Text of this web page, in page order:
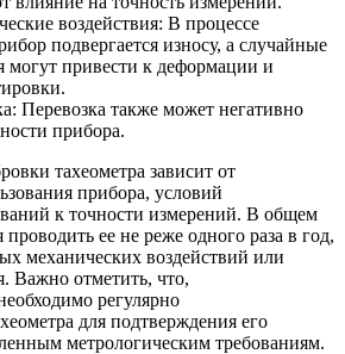
воздействия: В процессе
подвергается износу, а случайные
могут привести к деформации и
Перевозка также может негативно
прибора.
тахеометра зависит от
прибора, условий
к точности измерений. В общем
проводить ее не реже одного раза в год,
механических воздействий или
Важно отметить, что,
регулярно
для подтверждения его
метрологическим требованиям.